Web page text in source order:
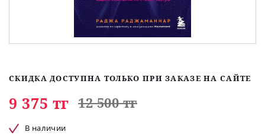
СКИДКА ДОСТУПНА ТОЛЬКО ПРИ ЗАКАЗЕ НА САЙТЕ
9 375 тг 12 500 тг
В наличии